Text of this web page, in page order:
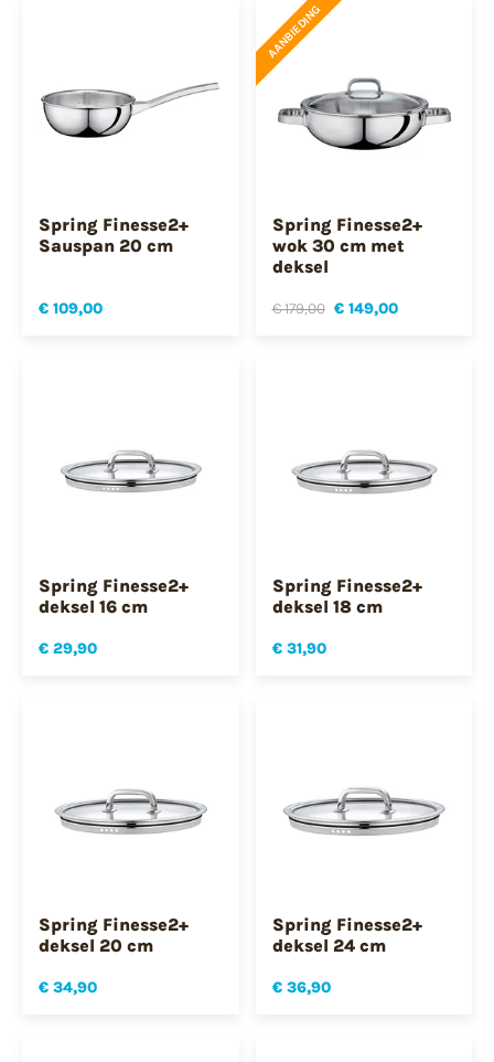
Spring Finesse2+
Sauspan 20 cm
€ 109,00
AANBIEDING
Spring Finesse2+
wok 30 cm met
deksel
€ 179,00 € 149,00
Spring Finesse2+
deksel 16 cm
€ 29,90
Spring Finesse2+
deksel 18 cm
€ 31,90
Spring Finesse2+
deksel 20 cm
€ 34,90
Spring Finesse2+
deksel 24 cm
€ 36,90